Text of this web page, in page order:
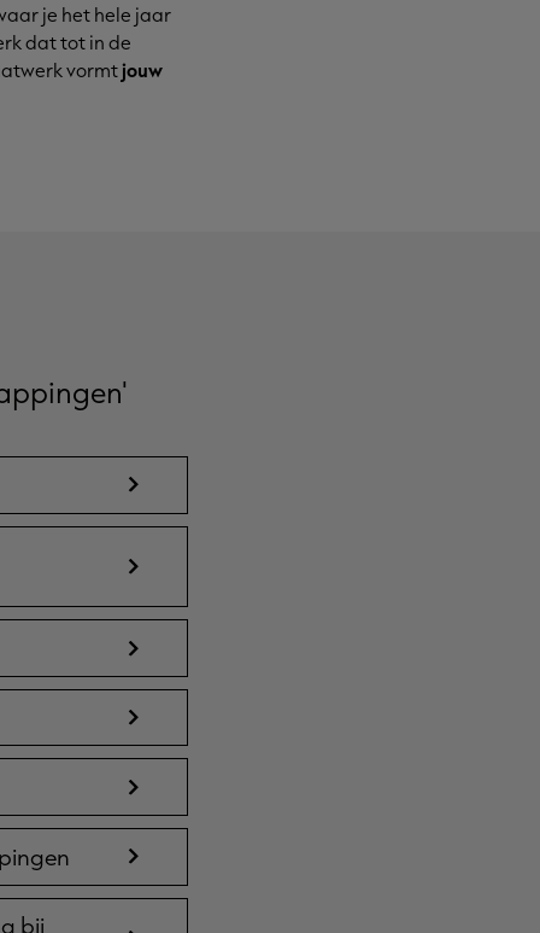
je het hele jaar
dat tot in de
vormtjouw
bij